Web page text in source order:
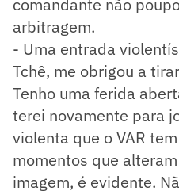
comandante não
arbitragem.
- Uma entrada
Tchê, me obrigou a
Tenho uma ferida
terei novamente para
violenta que o VAR
momentos que
imagem, é evidente.